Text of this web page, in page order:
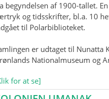
begyndelsen af 1900-tallet.
og tidsskrifter, bl.a. 10
til Polarbiblioteket.
er udtaget til Nunatta
Nationalmuseum og
for at se]